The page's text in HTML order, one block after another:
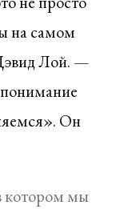
на самом
Лой. —
Он
котором мы